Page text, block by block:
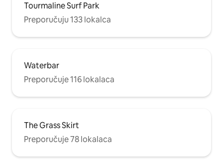
Tourmaline Surf Park
Preporučuju 133 lokalca
Waterbar
Preporučuje 116 lokalaca
The Grass Skirt
Preporučuje 78 lokalaca